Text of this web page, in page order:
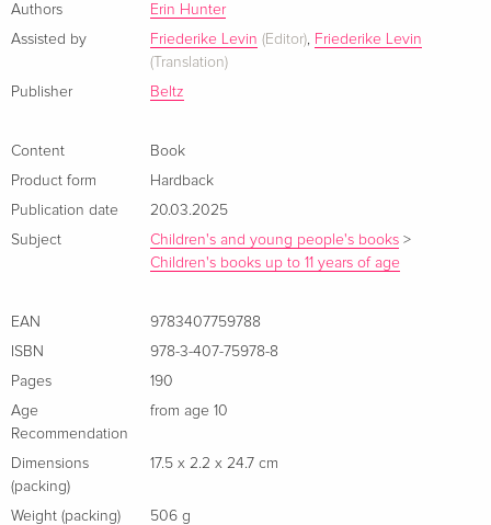
Liebe zu Katzen und der Faszination von der Wildnis. Immer
mit dem größten Respekt gegenüber der Natur in all ihren
Formen, findet Erin Hunter mystische Erklärungen für das
Verhalten der Tiere und erschafft magische Welten.
Summary
mit den Originalillustrationen von Wayne McLoughlin.
Das Gesetz der Krieger gilt für alle Clankatzen und darf
niemals gebrochen werden. Aber woher kommt es
überhaupt? 15 spannende,
abenteuerliche und tragische Legenden erzählen, wie die
Gesetze einst entstanden sind.
Authors
Erin Hunter
Assisted by
Friederike Levin (Editor)
Friederike Levin
(Translation)
Publisher
Beltz
Content
Book
Product form
Hardback
Publication date
20.03.2025
Subject
Children's and young people's books >
Children's books up to 11 years of age
EAN
9783407759788
ISBN
978-3-407-75978-8
Pages
190
Age
Recommendation
from age 10
Dimensions
(packing)
17.5 x 2.2 x 24.7 cm
Weight (packing)
506 g